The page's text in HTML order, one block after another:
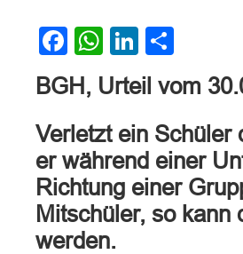
Facebook
WhatsApp
LinkedIn
BGH, Urteil vom
Verletzt ein Schüler
er während einer
Richtung einer
Mitschüler, so kann
werden.